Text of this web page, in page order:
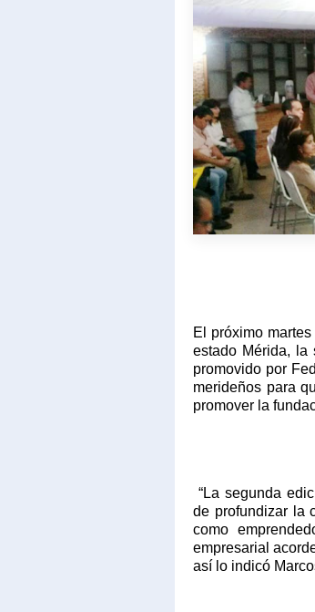
El próximo
estado Mérida, la
promovido por
merideños para
promover la
“La segunda
de profundizar la
como
empresarial
así lo indicó